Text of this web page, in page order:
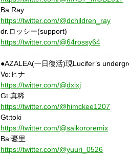
Ba:Ray
https://twitter.com/@dchildren_ray
dr.ロッシー(support)
https://twitter.com/@64rossy64
●AZALEA(一日復活)現Lucifer’s
Vo:ヒナ
https://twitter.com/@dxixj
Gt:真稀
https://twitter.com/@himckee1207
Gt:toki
https://twitter.com/@saikororemix
Ba:憂里
https://twitter.com/@yuuri_0526